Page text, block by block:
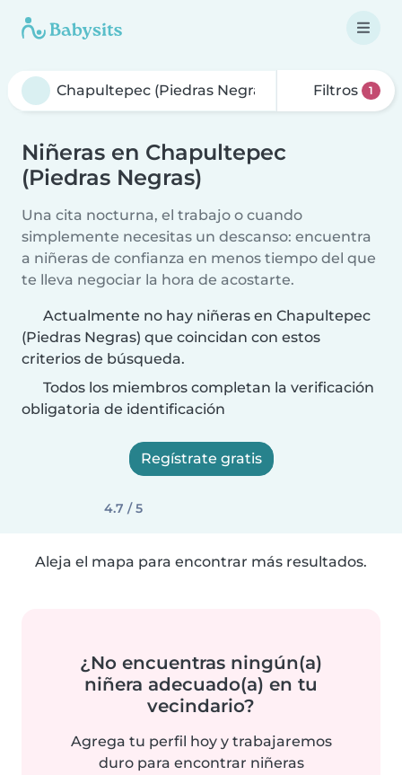
Filtros 1
Niñeras en Chapultepec
(Piedras Negras)
Una cita nocturna, el trabajo o cuando
simplemente necesitas un descanso: encuentra
a niñeras de confianza en menos tiempo del que
te lleva negociar la hora de acostarte.
Actualmente no hay niñeras en Chapultepec
(Piedras Negras) que coincidan con estos
criterios de búsqueda.
Todos los miembros completan la verificación
obligatoria de identificación
Regístrate gratis
4.7 / 5
Aleja el mapa para encontrar más resultados.
¿No encuentras ningún(a)
niñera adecuado(a) en tu
vecindario?
Agrega tu perfil hoy y trabajaremos
duro para encontrar niñeras